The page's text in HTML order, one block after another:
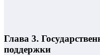
Глава 3.
поддержки